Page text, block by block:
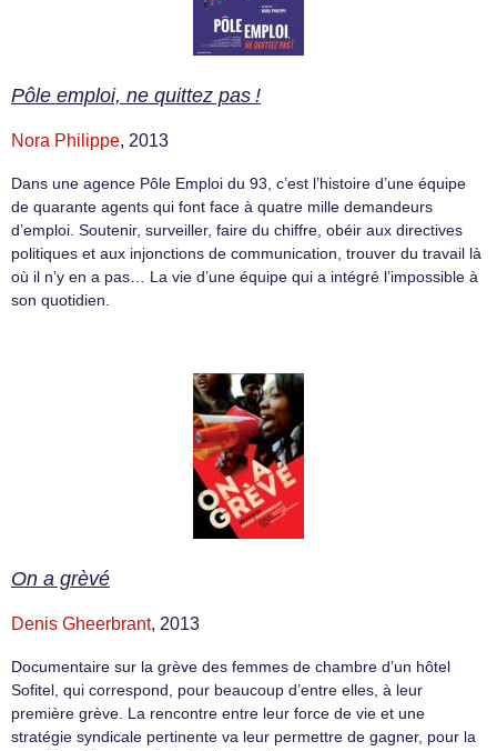
Pôle emploi, ne quittez pas !
Nora Philippe, 2013
Dans une agence Pôle Emploi du 93, c’est l’histoire d’une équipe
de quarante agents qui font face à quatre mille demandeurs
d’emploi. Soutenir, surveiller, faire du chiffre, obéir aux directives
politiques et aux injonctions de communication, trouver du travail là
où il n’y en a pas… La vie d’une équipe qui a intégré l’impossible à
son quotidien.
On a grèvé
Denis Gheerbrant, 2013
Documentaire sur la grève des femmes de chambre d’un hôtel
Sofitel, qui correspond, pour beaucoup d’entre elles, à leur
première grève. La rencontre entre leur force de vie et une
stratégie syndicale pertinente va leur permettre de gagner, pour la